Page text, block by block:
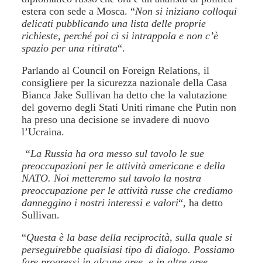
estera con sede a Mosca. “Non si iniziano colloqui
delicati pubblicando una lista delle proprie
richieste, perché poi ci si intrappola e non c’è
spazio per una ritirata“.
Parlando al Council on Foreign Relations, il
consigliere per la sicurezza nazionale della Casa
Bianca Jake Sullivan ha detto che la valutazione
del governo degli Stati Uniti rimane che Putin non
ha preso una decisione se invadere di nuovo
l’Ucraina.
“La Russia ha ora messo sul tavolo le sue
preoccupazioni per le attività americane e della
NATO. Noi metteremo sul tavolo la nostra
preoccupazione per le attività russe che crediamo
danneggino i nostri interessi e valori“, ha detto
Sullivan.
“Questa è la base della reciprocità, sulla quale si
perseguirebbe qualsiasi tipo di dialogo. Possiamo